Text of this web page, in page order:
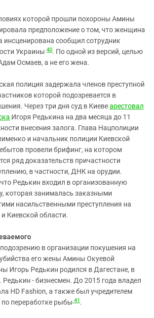
которой прошли похороны Амины
предположение о том, что женщина
инсценирована сообщил сотрудник
Украины 40. По одной из версий, целью
Осмаев, а не его жена.
полиция задержала членов преступной
которой подозревается в
Через три дня суд в Киевеарестовал
Игоря Редькина на два месяца до 11
внесения залога. Глава Нацполиции
и начальник полиции Киевской
провели брифинг, на котором
ряд доказательств причастности
в частности, ДНК на орудии.
Редькин входил в организованную
которая занималась заказными
насильственными преступления на
Киевской области.
в организации покушения на
его жены Амины Окуевой
Игорь Редькин родился в Дагестане, в
Редькин - бизнесмен. До 2015 года владел
HD Fashion, а также был учредителем
по переработке рыбы 41 .